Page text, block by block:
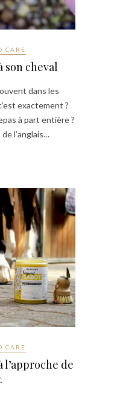
CARE
son cheval
dans les
exactement ?
à part entière ?
l’anglais…
CARE
de